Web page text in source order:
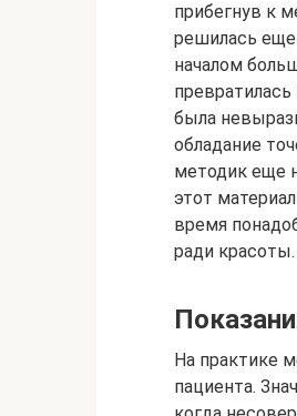
прибегнув к
решилась еще
началом
была
обладание
методик еще
этот
время
ради красоты.
На практике
пациента.